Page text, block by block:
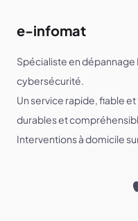
e-infomat
Spécialiste en dépannage
cybersécurité.
Un service rapide, fiable
durables et
Interventions à domicile